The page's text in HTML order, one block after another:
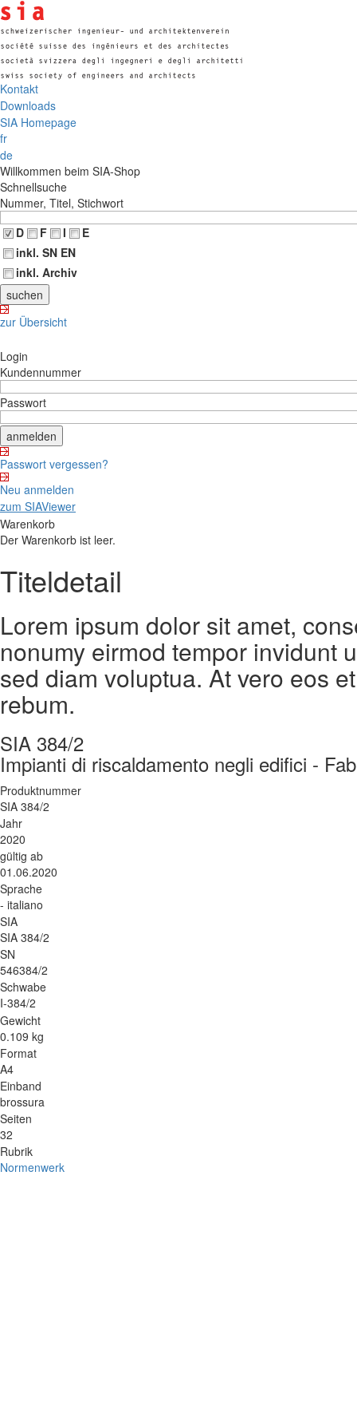
Kontakt
Downloads
SIA Homepage
fr
de
Willkommen beim SIA-Shop
Schnellsuche
Nummer, Titel, Stichwort
D
F I
E
inkl. SN EN
inkl. Archiv
zur Übersicht
Login
Kundennummer
Passwort
Passwort vergessen?
Neu anmelden
zum SIAViewer
Warenkorb
Der Warenkorb ist leer.
Titeldetail
Lorem ipsum dolor sit amet,
nonumy eirmod tempor invidunt
sed diam voluptua. At vero eos
rebum.
SIA 384/2
Impianti di riscaldamento negli edifici -
Produktnummer
SIA 384/2
Jahr
2020
gültig ab
01.06.2020
Sprache
- italiano
SIA
SIA 384/2
SN
546384/2
Schwabe
I-384/2
Gewicht
0.109 kg
Format
A4
Einband
brossura
Seiten
32
Rubrik
Normenwerk